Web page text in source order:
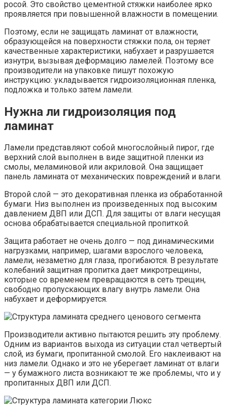
росой. Это свойство цементной стяжки наиболее ярко
проявляется при повышенной влажности в помещении.
Поэтому, если не защищать ламинат от влажности,
образующейся на поверхности стяжки пола, он теряет
качественные характеристики, набухает и разрушается
изнутри, вызывая деформацию ламелей. Поэтому все
производители на упаковке пишут похожую
инструкцию: укладывается гидроизоляционная пленка,
подложка и только затем ламели.
Нужна ли гидроизоляция под
ламинат
Ламели представляют собой многослойный пирог, где
верхний слой выполнен в виде защитной пленки из
смолы, меламиновой или акриловой. Она защищает
панель ламината от механических повреждений и влаги.
Второй слой — это декоративная пленка из обработанной
бумаги. Низ выполнен из произведенных под высоким
давлением ДВП или ДСП. Для защиты от влаги несущая
основа обрабатывается специальной пропиткой.
Защита работает не очень долго — под динамическими
нагрузками, например, шагами взрослого человека,
ламели, незаметно для глаза, прогибаются. В результате
колебаний защитная пропитка дает микротрещины,
которые со временем превращаются в сеть трещин,
свободно пропускающих влагу внутрь ламели. Она
набухает и деформируется.
Производители активно пытаются решить эту проблему.
Одним из вариантов выхода из ситуации стал четвертый
слой, из бумаги, пропитанной смолой. Его наклеивают на
низ ламели. Однако и это не уберегает ламинат от влаги
— у бумажного листа возникают те же проблемы, что и у
пропитанных ДВП или ДСП.